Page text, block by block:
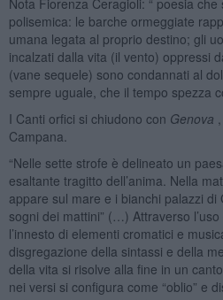
polisemica: le barche ormeggiate
umana legata al proprio destino; gli
incalzati dalla vita (il vento) oppressi
(vane sequele) sono condannati al
sempre uguale, che il tempo spezza
I Canti orfici si chiudono con Genova
Campana.
“Nelle sette strofe è delineato un
esaltante tragitto dell’anima. Nella
appare sul mare e i bianchi palazzi di
sogni dei mattini” (…) Attraverso
l’innesto di elementi cromatici e
disgregazione della sintassi e della
della vita si risolve alla fine in un
nei versi si configura come “oblio” e